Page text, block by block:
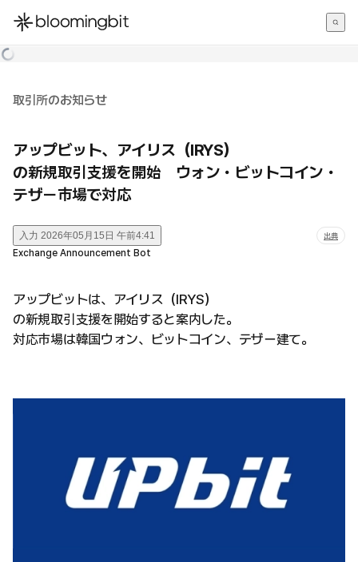
한국어
取引所のお知らせ
アップビット、アイリス（IRYS）
の新規取引支援を開始 ウォン・ビットコイン・
テザー市場で対応
入力 2026年05月15日 午前4:41 出典
Exchange Announcement Bot
アップビットは、アイリス（IRYS）
の新規取引支援を開始すると案内した。
対応市場は韓国ウォン、ビットコイン、テザー建て。